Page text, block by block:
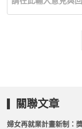
關聯文章
婦女再就業計畫新制：